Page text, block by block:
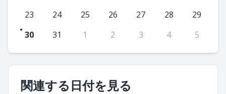
23 24 25 26 27 28
29
30
31 1 2 3 4 5
関連する日付を見る